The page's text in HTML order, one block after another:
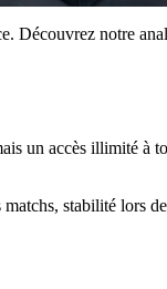
Découvrez notre
un accès illimité à
stabilité lors